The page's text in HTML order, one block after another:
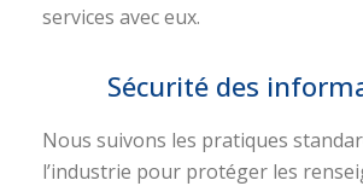
services avec eux.
Sécurité des
Nous suivons les pratiques
l’industrie pour protéger les